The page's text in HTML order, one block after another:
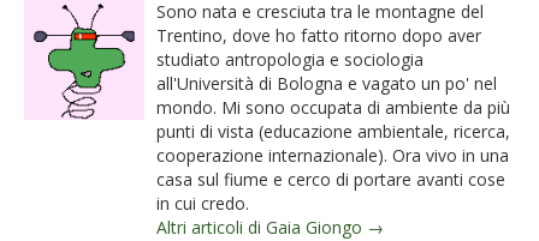
Sono nata e cresciuta tra le montagne del
Trentino, dove ho fatto ritorno dopo aver
studiato antropologia e sociologia
all'Università di Bologna e vagato un po' nel
mondo. Mi sono occupata di ambiente da più
punti di vista (educazione ambientale, ricerca,
cooperazione internazionale). Ora vivo in una
casa sul fiume e cerco di portare avanti cose
in cui credo.
Altri articoli di Gaia Giongo →